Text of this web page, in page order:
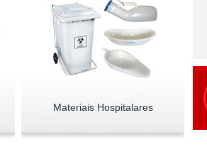
Materiais Hospitalares